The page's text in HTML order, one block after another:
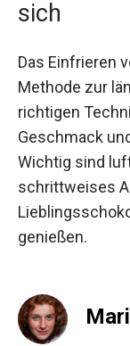
sich
Das Einfrieren
Methode zur
richtigen
Geschmack
Wichtig sind
schrittweises
genießen.